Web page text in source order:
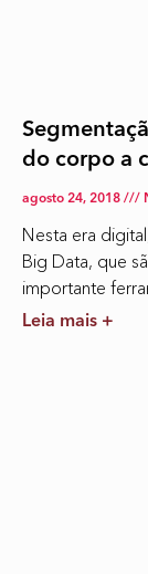
do corpo a
agosto 24, 2018
Nesta era
Big Data, que
importante
Leia mais +